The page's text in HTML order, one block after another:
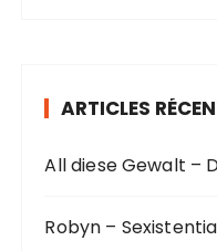
ARTICLES
All diese Gewalt –
Robyn –